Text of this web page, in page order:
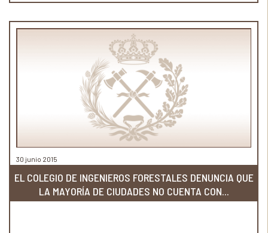
30 junio 2015
EL COLEGIO DE INGENIEROS FORESTALES DENUNCIA QUE
LA MAYORÍA DE CIUDADES NO CUENTA CON...